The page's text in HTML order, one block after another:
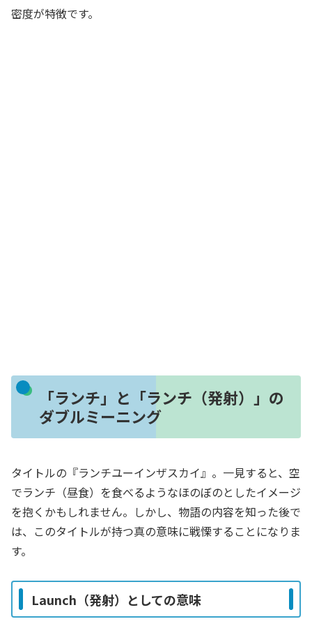
密度が特徴です。
「ランチ」と「ランチ（発射）」の
ダブルミーニング
タイトルの『ランチユーインザスカイ』。一見すると、空
でランチ（昼食）を食べるようなほのぼのとしたイメージ
を抱くかもしれません。しかし、物語の内容を知った後で
は、このタイトルが持つ真の意味に戦慄することになりま
す。
Launch（発射）としての意味